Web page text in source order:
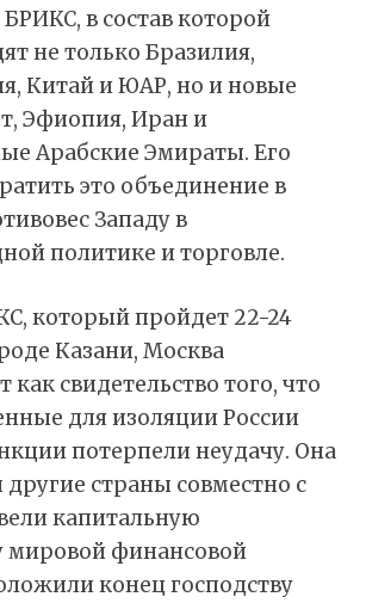
в состав которой
не только Бразилия,
Китай и ЮАР, но и новые
Эфиопия, Иран и
Арабские Эмираты. Его
это объединение в
Западу в
политике и торговле.
который пройдет 22-24
Казани, Москва
как свидетельство того, что
для изоляции России
потерпели неудачу. Она
другие страны совместно с
капитальную
мировой финансовой
конец господству